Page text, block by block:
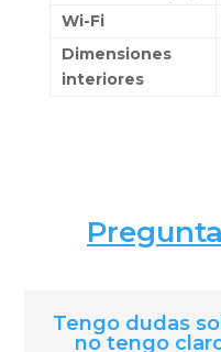
Wi-Fi
Dimensiones
interiores
Tengo dudas
no tengo